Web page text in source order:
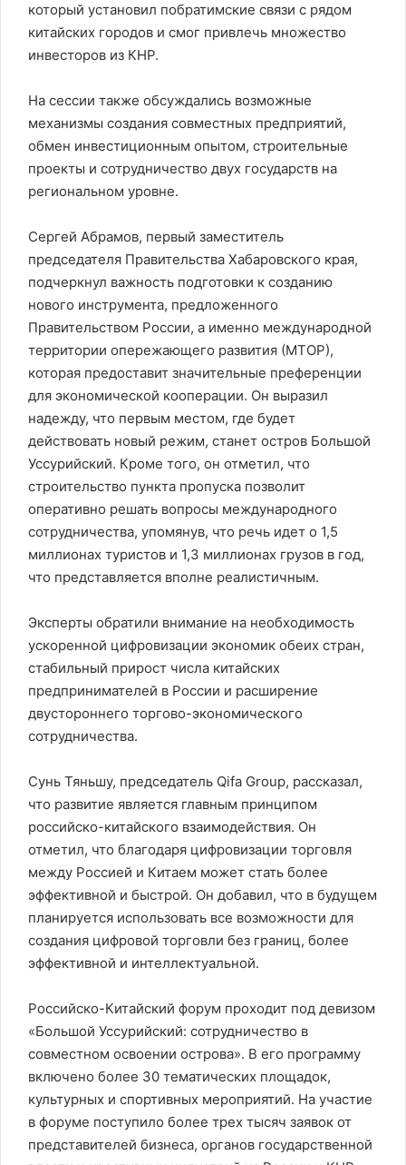
который установил побратимские связи с рядом
китайских городов и смог привлечь множество
инвесторов из КНР.
На сессии также обсуждались возможные
механизмы создания совместных предприятий,
обмен инвестиционным опытом, строительные
проекты и сотрудничество двух государств на
региональном уровне.
Сергей Абрамов, первый заместитель
председателя Правительства Хабаровского края,
подчеркнул важность подготовки к созданию
нового инструмента, предложенного
Правительством России, а именно международной
территории опережающего развития (МТОР),
которая предоставит значительные преференции
для экономической кооперации. Он выразил
надежду, что первым местом, где будет
действовать новый режим, станет остров Большой
Уссурийский. Кроме того, он отметил, что
строительство пункта пропуска позволит
оперативно решать вопросы международного
сотрудничества, упомянув, что речь идет о 1,5
миллионах туристов и 1,3 миллионах грузов в год,
что представляется вполне реалистичным.
Эксперты обратили внимание на необходимость
ускоренной цифровизации экономик обеих стран,
стабильный прирост числа китайских
предпринимателей в России и расширение
двустороннего торгово-экономического
сотрудничества.
Сунь Тяньшу, председатель Qifa Group, рассказал,
что развитие является главным принципом
российско-китайского взаимодействия. Он
отметил, что благодаря цифровизации торговля
между Россией и Китаем может стать более
эффективной и быстрой. Он добавил, что в будущем
планируется использовать все возможности для
создания цифровой торговли без границ, более
эффективной и интеллектуальной.
Российско-Китайский форум проходит под девизом
«Большой Уссурийский: сотрудничество в
совместном освоении острова». В его программу
включено более 30 тематических площадок,
культурных и спортивных мероприятий. На участие
в форуме поступило более трех тысяч заявок от
представителей бизнеса, органов государственной